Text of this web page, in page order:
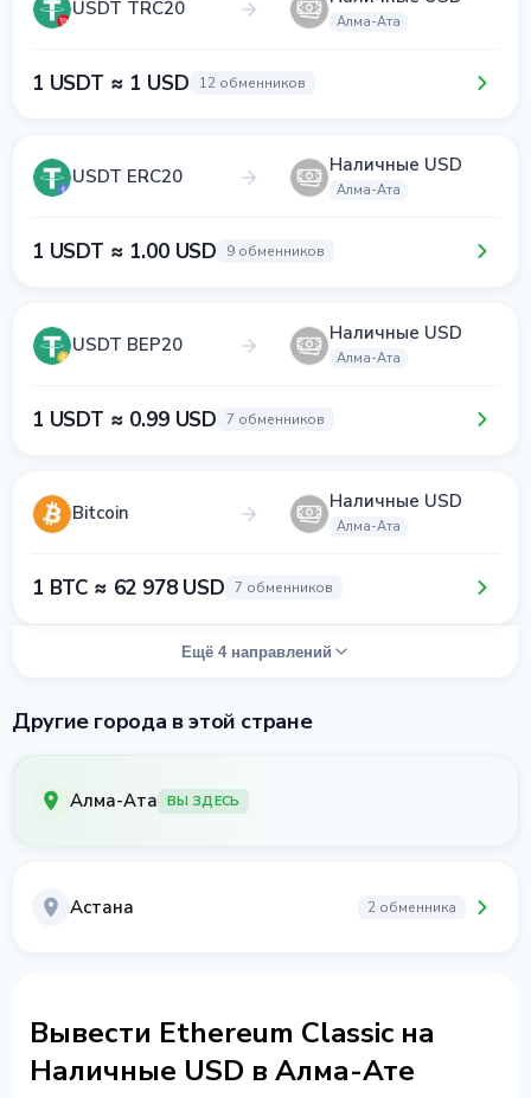
USDT TRC20
Алма-Ата
1 USDT ≈ 1 USD 12 обменников
USDT ERC20 Наличные USD
Алма-Ата
1 USDT ≈ 1.00 USD 9 обменников
USDT BEP20 Наличные USD
Алма-Ата
1 USDT ≈ 0.99 USD 7 обменников
Bitcoin Наличные USD
Алма-Ата
1 BTC ≈ 62 978 USD 7 обменников
Ещё 4 направлений
Другие города в этой стране
Алма-Ата ВЫ ЗДЕСЬ
Астана 2 обменника
Вывести Ethereum Classic на
Наличные USD в Алма-Ате